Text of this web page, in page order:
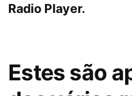
Radio Player.
Estes são